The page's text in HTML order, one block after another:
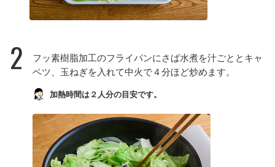
2
フッ素樹脂加工のフライパンにさば水煮を汁ごととキャ
ベツ、玉ねぎを入れて中火で４分ほど炒めます。
加熱時間は２人分の目安です。